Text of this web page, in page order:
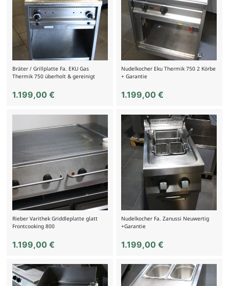
Bräter / Grillplatte Fa. EKU Gas
Thermik 750 überholt & gereinigt
1.199,00 €
Nudelkocher Eku Thermik 750 2 Körbe
+ Garantie
1.199,00€
Rieber Varithek Griddleplatte glatt
Frontcooking 800
1.199,00 €
Nudelkocher Fa. Zanussi Neuwertig
+Garantie
1.199,00€